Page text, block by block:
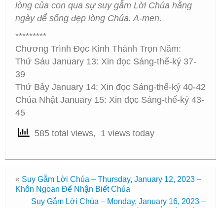
lòng của con qua sự suy gẫm Lời Chúa hằng
ngày để sống đẹp lòng Chúa. A-men.
*********
Chương Trình Đọc Kinh Thánh Trọn Năm:
Thứ Sáu January 13: Xin đọc Sáng-thế-ký 37-
39
Thứ Bảy January 14: Xin đọc Sáng-thế-ký 40-42
Chúa Nhật January 15: Xin đọc Sáng-thế-ký 43-
45
585 total views, 1 views today
« Suy Gẫm Lời Chúa – Thursday, January 12, 2023 –
Khôn Ngoan Để Nhận Biết Chúa
Suy Gẫm Lời Chúa – Monday, January 16, 2023 –